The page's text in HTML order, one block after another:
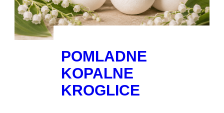
POMLADNE
KOPALNE
KROGLICE